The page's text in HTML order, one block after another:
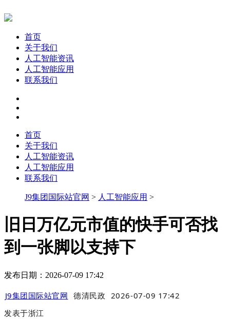
首页
关于我们
人工智能资讯
人工智能应用
联系我们
首页
关于我们
人工智能资讯
人工智能应用
联系我们
J9集团国际站官网 > 人工智能应用 >
旧日万亿元市值的快手可否找
到一张脚以支持下
发布日期：2026-07-09 17:42
J9集团国际站官网 德清民政 2026-07-09 17:42
发表于浙江